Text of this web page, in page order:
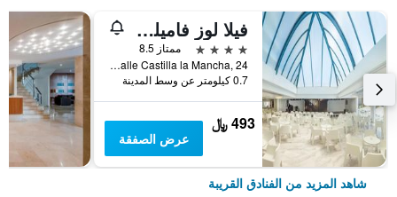
فيلا لوز فاميلي جورميه
4 نجوم
ممتاز 8.5
Calle Castilla la Mancha, 24, غانديا, منطقة بلنسية, أسبانيا
0.7 كيلومتر عن وسط المدينة
493 ﷼
عرض الصفقة
شاهد المزيد من الفنادق القريبة